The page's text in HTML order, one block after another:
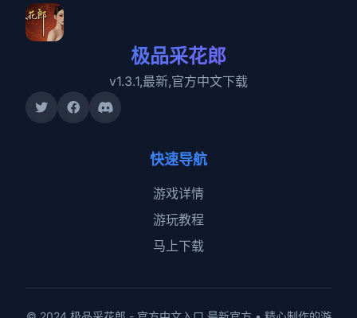
极品采花郎
v1.3.1,最新,官方中文下载
快速导航
游戏详情
游玩教程
马上下载